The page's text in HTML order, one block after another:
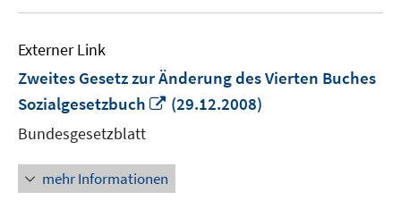
Externer Link
Zweites Gesetz zur Änderung des Vierten Buches
Sozialgesetzbuch
In
öffnen
(29.12.2008)
Bundesgesetzblatt
mehr Informationen